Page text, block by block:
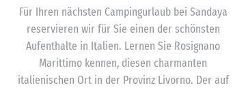
Für Ihren nächsten Campingurlaub bei Sandaya
reservieren wir für Sie einen der schönsten
Aufenthalte in Italien. Lernen Sie Rosignano
Marittimo kennen, diesen charmanten
italienischen Ort in der Provinz Livorno. Der auf